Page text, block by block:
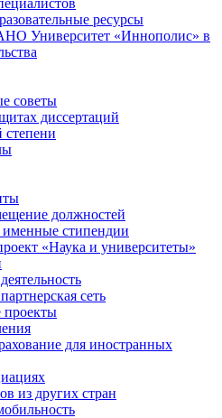
ресурсы
Университет «Иннополис» в
советы
диссертаций
должностей
стипендии
«Наука и университеты»
сеть
для иностранных
из других стран